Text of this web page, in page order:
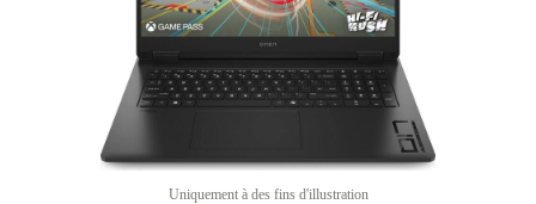
Uniquement à des fins d'illustration